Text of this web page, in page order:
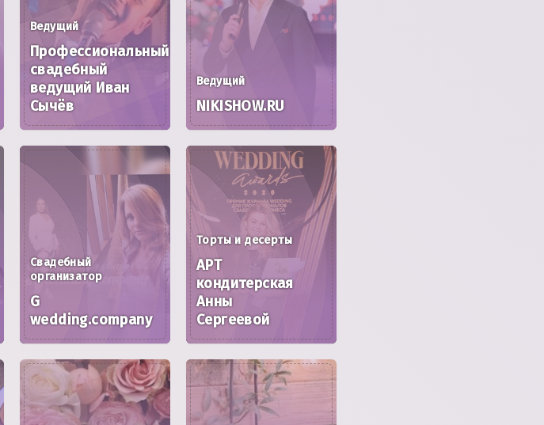
Ведущий
Профессиональный
свадебный
ведущий Иван
Сычёв
Ведущий
NIKISHOW.RU
Свадебный
организатор
G
wedding.company
Торты и десерты
АРТ
кондитерская
Анны
Сергеевой